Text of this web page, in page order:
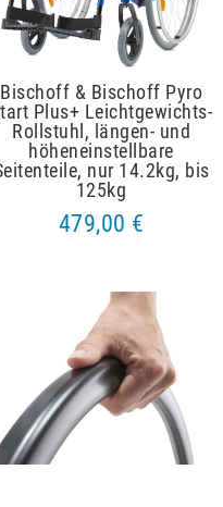
Bischoff & Bischoff Pyro
Plus+ Leichtgewichts-
Rollstuhl, längen- und
höheneinstellbare
nur 14.2kg, bis
125kg
479,00 €